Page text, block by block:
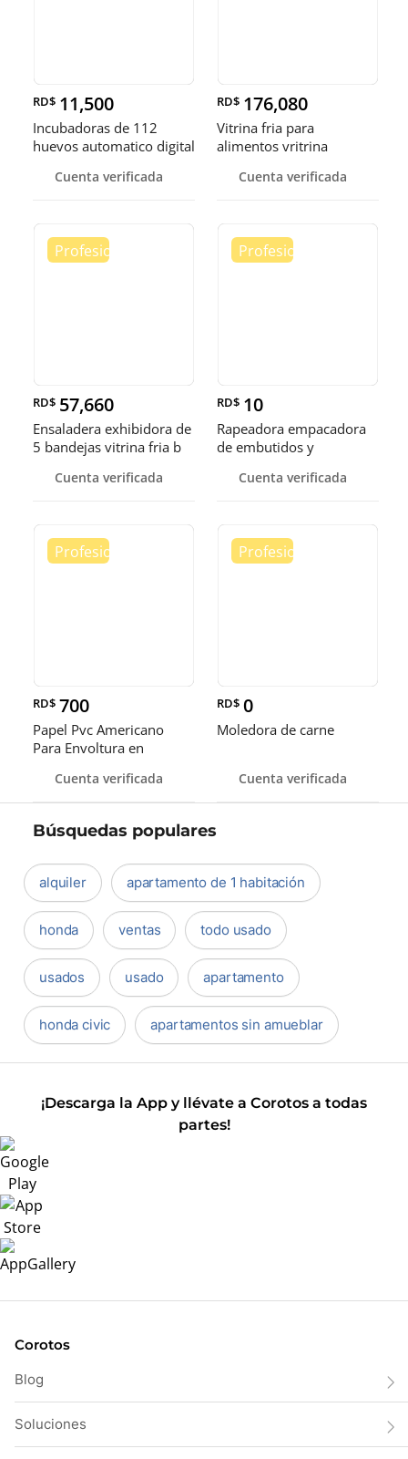
RD$ 11,500
Incubadoras de 112
huevos automatico digital
Cuenta verificada
RD$ 176,080
Vitrina fria para
alimentos vritrina
Cuenta verificada
RD$ 57,660
Ensaladera exhibidora de
5 bandejas vitrina fria b
Cuenta verificada
RD$ 10
Rapeadora empacadora
de embutidos y
Cuenta verificada
RD$ 700
Papel Pvc Americano
Para Envoltura en
pulgadas
Cuenta verificada
RD$ 0
Moledora de carne
Cuenta verificada
Búsquedas populares
alquiler apartamento de 1 habitación
honda ventas todo usado
usados usado apartamento
honda civic apartamentos sin amueblar
¡Descarga la App y llévate a Corotos a todas
partes!
Corotos
Blog
Soluciones